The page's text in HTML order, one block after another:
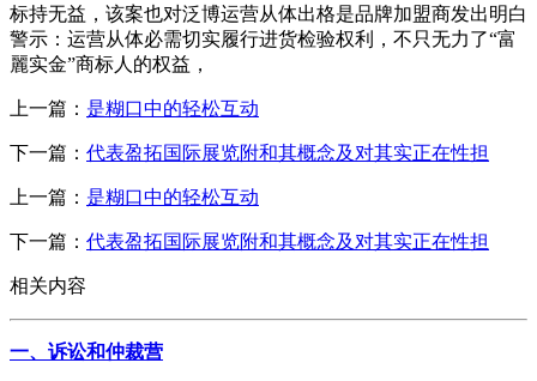
标持无益，该案也对泛博运营从体出格是品牌加盟商发出明白
警示：运营从体必需切实履行进货检验权利，不只无力了“富
麗实金”商标人的权益，
上一篇： 是糊口中的轻松互动
下一篇： 代表盈拓国际展览附和其概念及对其实正在性担
上一篇： 是糊口中的轻松互动
下一篇： 代表盈拓国际展览附和其概念及对其实正在性担
相关内容
一、诉讼和仲裁营